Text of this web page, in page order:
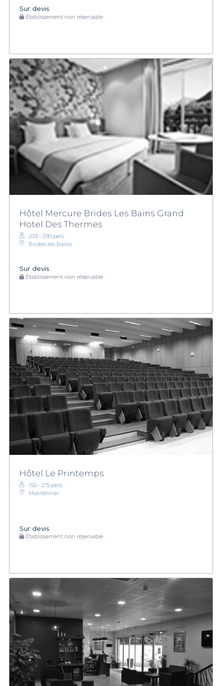
Sur devis
Établissement non réservable
Hôtel Mercure Brides Les Bains Grand
Hotel Des Thermes
203 - 290 pers.
Brides-les-Bains
Sur devis
Établissement non réservable
Hôtel Le Printemps
150 - 215 pers.
Montélimar
Sur devis
Établissement non réservable